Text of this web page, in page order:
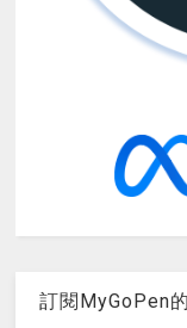
訂閱MyGoPen